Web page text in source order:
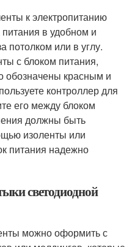
к электропитанию
питания в удобном и
потолком или в углу.
с блоком питания,
обозначены красным и
контроллер для
его между блоком
должны быть
изоленты или
питания надежно
светодиодной
можно оформить с